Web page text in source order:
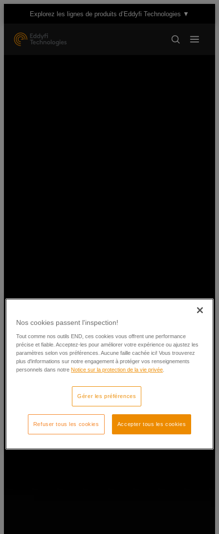
Explorez les lignes de produits d’Eddyfi Technologies ▼
Nos cookies passent l'inspection!
Tout comme nos outils END, ces cookies vous offrent une performance
précise et fiable. Acceptez-les pour améliorer votre expérience ou ajustez les
paramètres selon vos préférences. Aucune faille cachée ici! Vous trouverez
plus d'informations sur notre engagement à protéger vos renseignements
personnels dans notre Notice sur la protection de la vie privée
Gérer les préférences
Refuser tous les cookies Accepter tous les cookies